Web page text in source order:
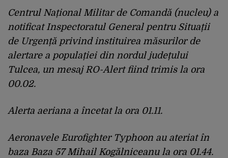
Centrul Național Militar de Comandă (nucleu) a
notificat Inspectoratul General pentru Situații
de Urgență privind instituirea măsurilor de
alertare a populației din nordul județului
Tulcea, un mesaj RO-Alert fiind trimis la ora
00.02.
Alerta aeriana a încetat la ora 01.11.
Aeronavele Eurofighter Typhoon au ateriat în
baza Baza 57 Mihail Kogălniceanu la ora 01.44.